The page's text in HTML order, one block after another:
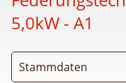
5,0kW - A1
Stammdaten